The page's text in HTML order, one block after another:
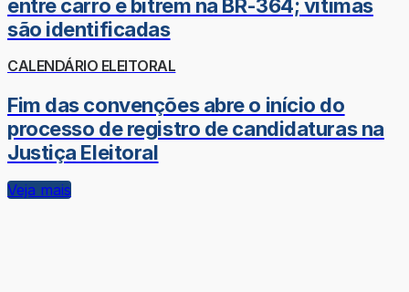
entre carro e bitrem na BR-364; vítimas
são identificadas
CALENDÁRIO ELEITORAL
Fim das convenções abre o início do
processo de registro de candidaturas na
Justiça Eleitoral
Veja mais